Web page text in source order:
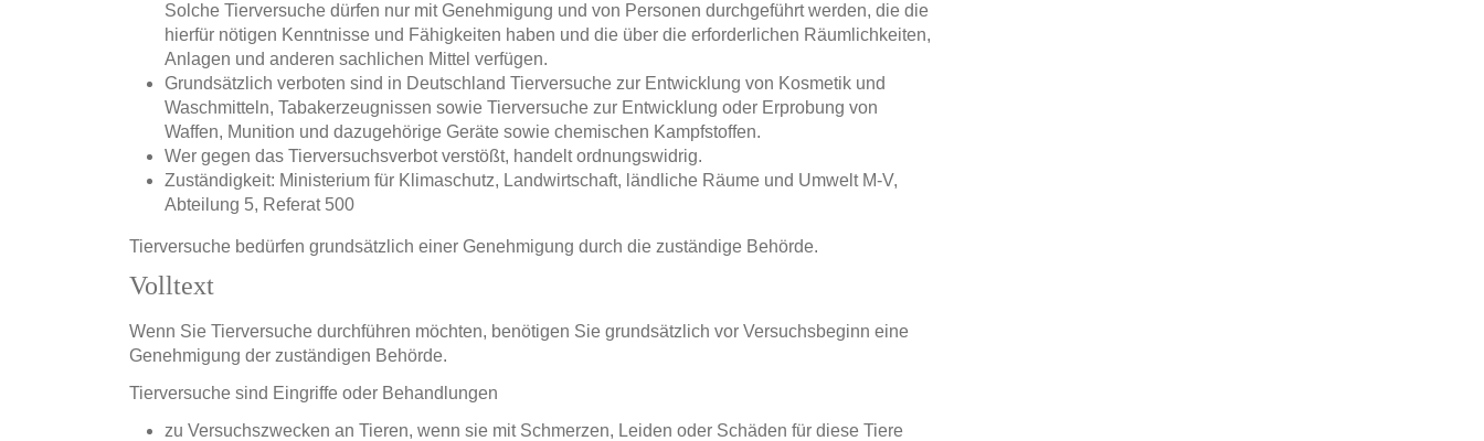
Solche Tierversuche dürfen nur mit Genehmigung und von Personen durchgeführt werden, die die
hierfür nötigen Kenntnisse und Fähigkeiten haben und die über die erforderlichen Räumlichkeiten,
Anlagen und anderen sachlichen Mittel verfügen.
Grundsätzlich verboten sind in Deutschland Tierversuche zur Entwicklung von Kosmetik und
Waschmitteln, Tabakerzeugnissen sowie Tierversuche zur Entwicklung oder Erprobung von
Waffen, Munition und dazugehörige Geräte sowie chemischen Kampfstoffen.
Wer gegen das Tierversuchsverbot verstößt, handelt ordnungswidrig.
Zuständigkeit: Ministerium für Klimaschutz, Landwirtschaft, ländliche Räume und Umwelt M-V,
Abteilung 5, Referat 500
Tierversuche bedürfen grundsätzlich einer Genehmigung durch die zuständige Behörde.
Volltext
Wenn Sie Tierversuche durchführen möchten, benötigen Sie grundsätzlich vor Versuchsbeginn eine
Genehmigung der zuständigen Behörde.
Tierversuche sind Eingriffe oder Behandlungen
zu Versuchszwecken an Tieren, wenn sie mit Schmerzen, Leiden oder Schäden für diese Tiere